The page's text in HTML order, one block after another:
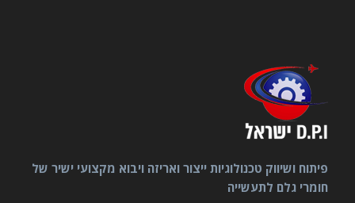
פיתוח ושיווק טכנולוגיות ייצור ואריזה ויבוא מקצועי ישיר של
חומרי גלם לתעשייה